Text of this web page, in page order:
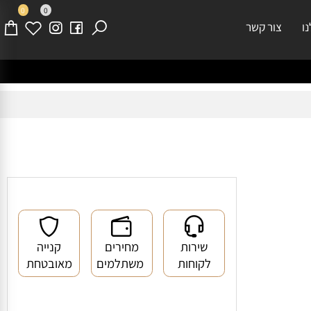
0 0
צור קשר
שירות
לקוחות
מחירים
משתלמים
קנייה
מאובטחת